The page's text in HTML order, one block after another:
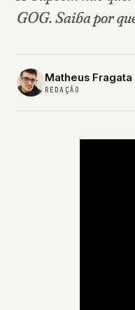
GOG. Saiba por
Matheus Fragata
REDAÇÃO